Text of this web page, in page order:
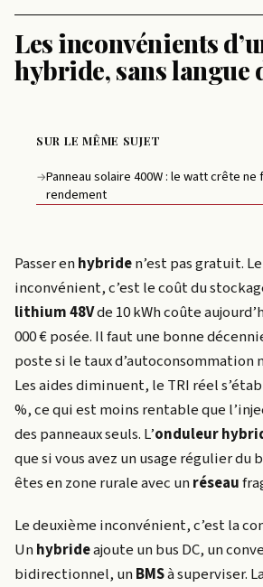
Les inconvénients
hybride, sans langue
SUR LE MÊME SUJET
→Panneau solaire 400W : le watt crête ne
rendement
Passer enhybriden’est pas gratuit.
inconvénient, c’est le coût du
lithium48Vde 10 kWh coûte
000 € posée. Il faut une bonne
poste si le taux d’autoconsommation
Les aides diminuent, le TRI réel
%, ce qui est moins rentable que
des panneaux seuls. L’onduleur
que si vous avez un usage régulier du
êtes en zone rurale avec unréseau
Le deuxième inconvénient, c’est la
Unhybrideajoute un bus DC, un
bidirectionnel, unBMSà superviser.